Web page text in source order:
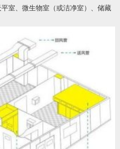
室、微生物室（或洁净室）、储藏